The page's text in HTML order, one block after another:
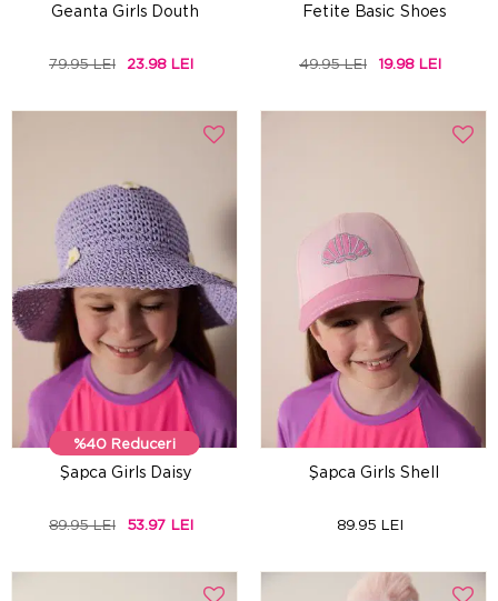
Geanta Girls Douth
79.95 LEI 23.98 LEI
Fetite Basic Shoes
49.95 LEI 19.98 LEI
%40 Reduceri
Şapca Girls Daisy
89.95 LEI 53.97 LEI
Şapca Girls Shell
89.95 LEI